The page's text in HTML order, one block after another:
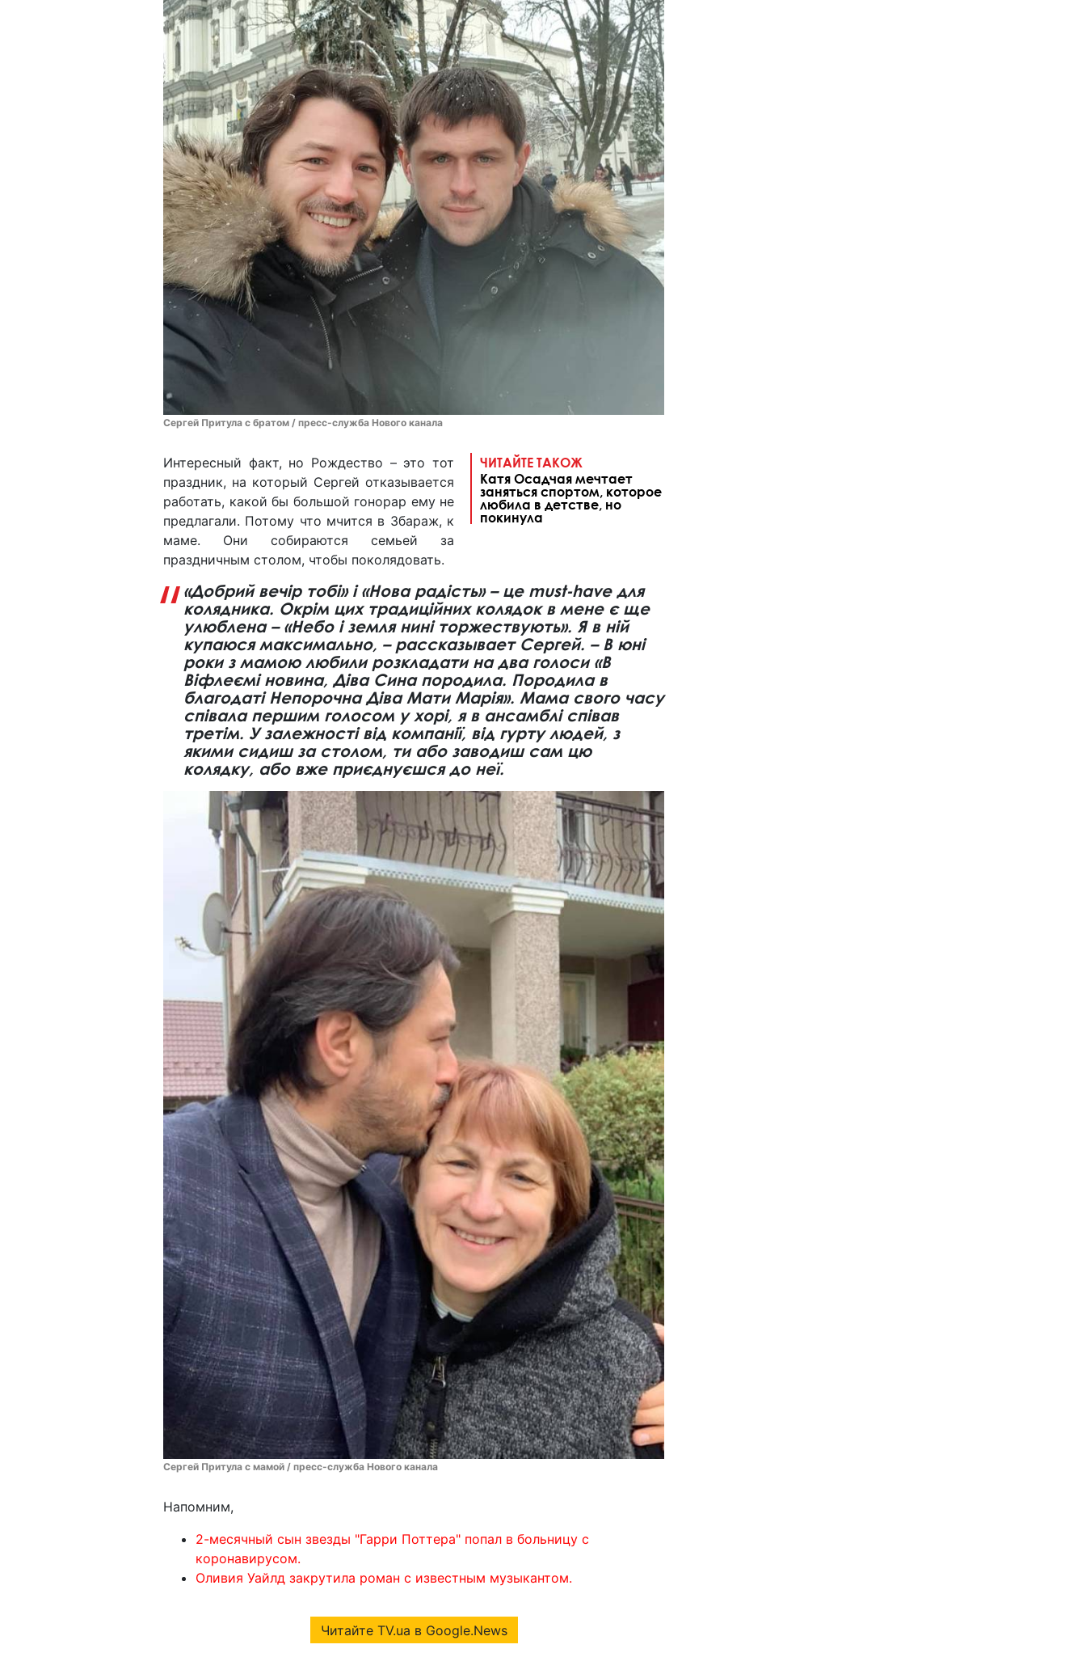
Сергей Притула с братом / пресс-служба Нового канала
ЧИТАЙТЕ ТАКОЖ
Катя Осадчая мечтает
заняться спортом, которое
любила в детстве, но
покинула
Интересный факт, но Рождество – это тот
праздник, на который Сергей отказывается
работать, какой бы большой гонорар ему не
предлагали. Потому что мчится в Збараж, к
маме. Они собираются семьей за
праздничным столом, чтобы поколядовать.
«Добрий вечір тобі» і «Нова радість» – це must-have для
колядника. Окрім цих традиційних колядок в мене є ще
улюблена – «Небо і земля нині торжествують». Я в ній
купаюся максимально, – рассказывает Сергей. – В юні
роки з мамою любили розкладати на два голоси «В
Віфлеємі новина, Діва Сина породила. Породила в
благодаті Непорочна Діва Мати Марія». Мама свого часу
співала першим голосом у хорі, я в ансамблі співав
третім. У залежності від компанії, від гурту людей, з
якими сидиш за столом, ти або заводиш сам цю
колядку, або вже приєднуєшся до неї.
Сергей Притула с мамой / пресс-служба Нового канала
Напомним,
2-месячный сын звезды "Гарри Поттера" попал в больницу с
коронавирусом.
Оливия Уайлд закрутила роман с известным музыкантом.
Читайте TV.ua в Google.News